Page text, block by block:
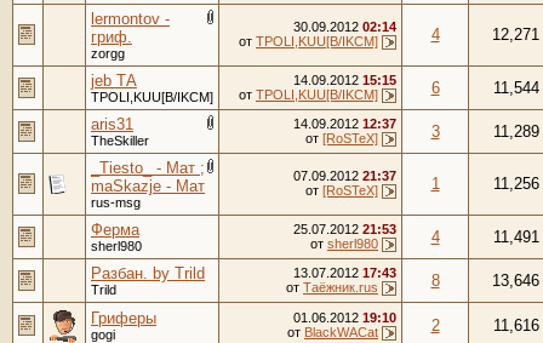
lermontov -
гриф.
zorgg
30.09.2012 02:14
от TPOLI,KUU[B/IKCM] 4 12,271
jeb ТА
TPOLI,KUU[B/IKCM]
14.09.2012 15:15
от TPOLI,KUU[B/IKCM] 6
11,544
aris31
TheSkiller
14.09.2012 12:37
от [RoSTeX] 3
11,289
_Tiesto_ - Мат ;
maSkazje - Мат
rus-msg
07.09.2012 21:37
от [RoSTeX] 1 11,256
Ферма
sherl980
25.07.2012 21:53
от sherl980 4
11,491
Разбан. by Trild
Trild
13.07.2012 17:43
от Таёжник.rus 8 13,646
Гриферы
gogi
01.06.2012 19:10
от BlackWACat 2 11,616